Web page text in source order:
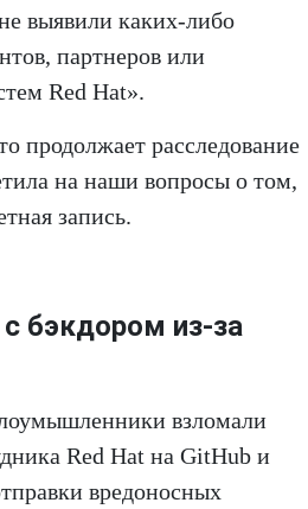
выявили каких-либо
партнеров или
Red Hat».
продолжает расследование
на наши вопросы о том,
запись.
бэкдором из-за
взломали
Red Hat на GitHub и
вредоносных